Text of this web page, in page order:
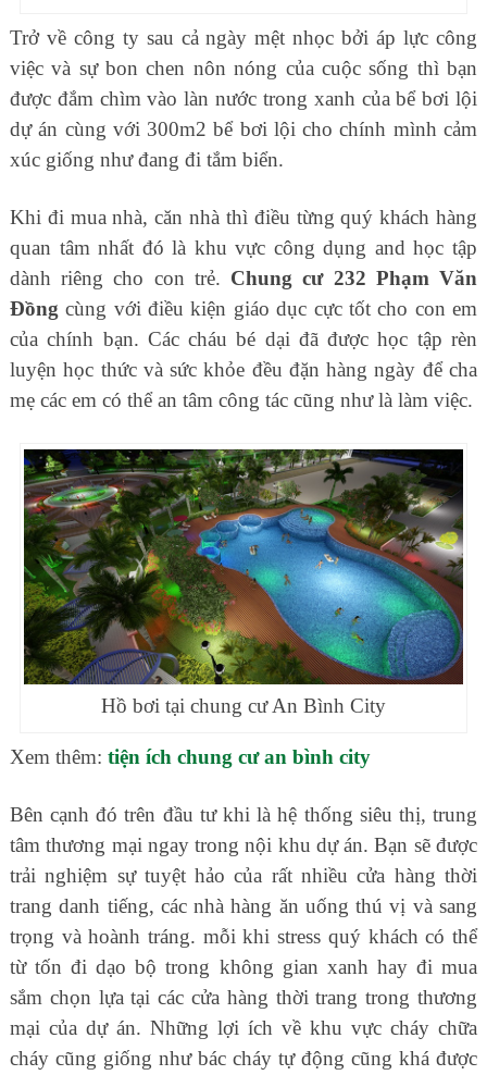
Trở về công ty sau cả ngày mệt nhọc bởi áp lực công
việc và sự bon chen nôn nóng của cuộc sống thì bạn
được đắm chìm vào làn nước trong xanh của bể bơi lội
dự án cùng với 300m2 bể bơi lội cho chính mình cảm
xúc giống như đang đi tắm biển.
Khi đi mua nhà, căn nhà thì điều từng quý khách hàng
quan tâm nhất đó là khu vực công dụng and học tập
dành riêng cho con trẻ. Chung cư 232 Phạm Văn
Đồng cùng với điều kiện giáo dục cực tốt cho con em
của chính bạn. Các cháu bé dại đã được học tập rèn
luyện học thức và sức khỏe đều đặn hàng ngày để cha
mẹ các em có thể an tâm công tác cũng như là làm việc.
Hồ bơi tại chung cư An Bình City
Xem thêm: tiện ích chung cư an bình city
Bên cạnh đó trên đầu tư khi là hệ thống siêu thị, trung
tâm thương mại ngay trong nội khu dự án. Bạn sẽ được
trải nghiệm sự tuyệt hảo của rất nhiều cửa hàng thời
trang danh tiếng, các nhà hàng ăn uống thú vị và sang
trọng và hoành tráng. mỗi khi stress quý khách có thể
từ tốn đi dạo bộ trong không gian xanh hay đi mua
sắm chọn lựa tại các cửa hàng thời trang trong thương
mại của dự án. Những lợi ích về khu vực cháy chữa
cháy cũng giống như bác cháy tự động cũng khá được